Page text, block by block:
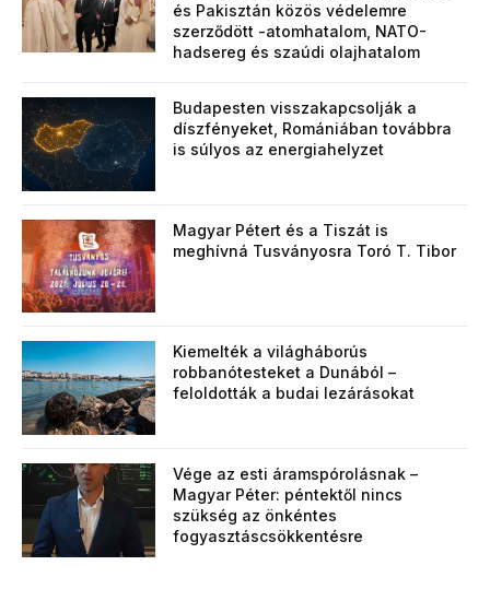
és Pakisztán közös védelemre
szerződött -atomhatalom, NATO-
hadsereg és szaúdi olajhatalom
Budapesten visszakapcsolják a
díszfényeket, Romániában továbbra
is súlyos az energiahelyzet
Magyar Pétert és a Tiszát is
meghívná Tusványosra Toró T. Tibor
Kiemelték a világháborús
robbanótesteket a Dunából –
feloldották a budai lezárásokat
Vége az esti áramspórolásnak –
Magyar Péter: péntektől nincs
szükség az önkéntes
fogyasztáscsökkentésre